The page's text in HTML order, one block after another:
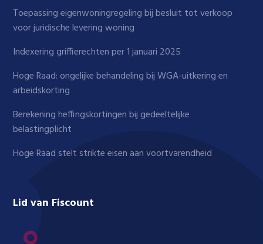
Toepassing eigenwoningregeling bij besluit tot verkoop
voor juridische levering woning
Indexering griffierechten per 1 januari 2025
Hoge Raad: ongelijke behandeling bij WGA-uitkering en
arbeidskorting
Berekening heffingskortingen bij gedeeltelijke
belastingplicht
Hoge Raad stelt strikte eisen aan voortvarendheid
Lid van Fiscount